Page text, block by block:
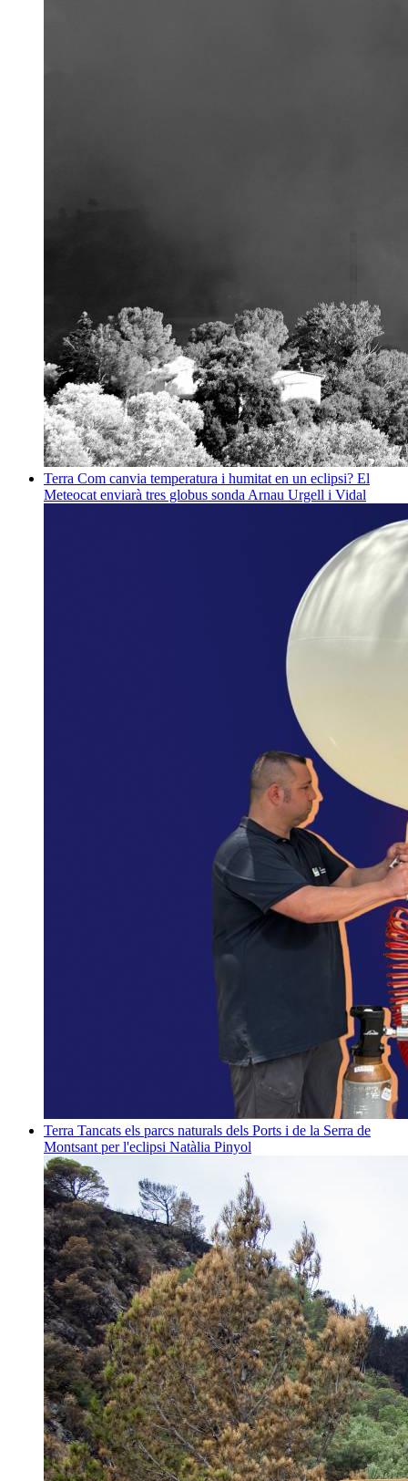
Terra Com canvia temperatura i humitat en un eclipsi? El
Meteocat enviarà tres globus sonda Arnau Urgell i Vidal
Terra Tancats els parcs naturals dels Ports i de la Serra de
Montsant per l'eclipsi Natàlia Pinyol